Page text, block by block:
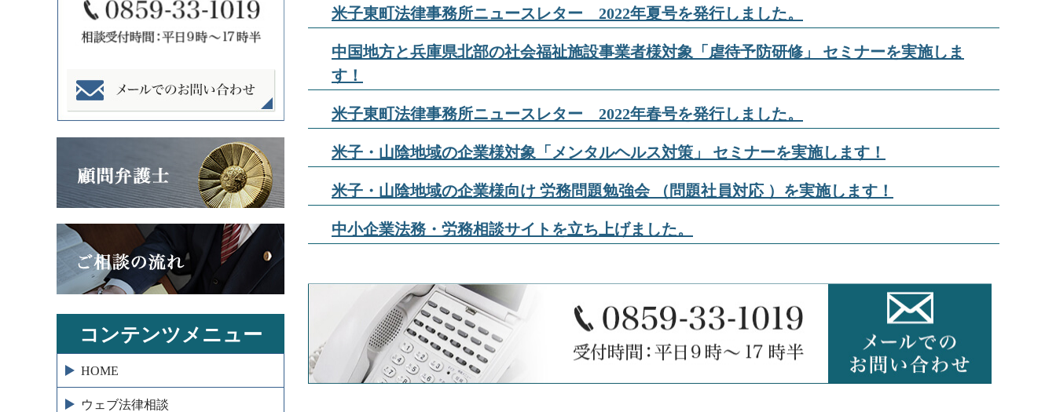
米子東町法律事務所ニュースレター 2022年夏号を発行しました。
中国地方と兵庫県北部の社会福祉施設事業者様対象「虐待予防研修」 セミナーを実施しま
す！
米子東町法律事務所ニュースレター 2022年春号を発行しました。
米子・山陰地域の企業様対象「メンタルヘルス対策」 セミナーを実施します！
米子・山陰地域の企業様向け 労務問題勉強会 （問題社員対応 ）を実施します！
中小企業法務・労務相談サイトを立ち上げました。
コンテンツメニュー
HOME
ウェブ法律相談